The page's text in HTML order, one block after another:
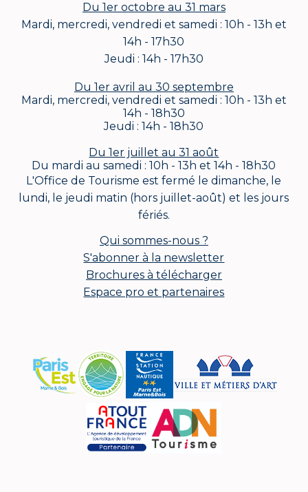
Du 1er octobre au 31 mars
Mardi, mercredi, vendredi et samedi : 10h - 13h et
14h - 17h30
Jeudi : 14h - 17h30
Du 1er avril au 30 septembre
Mardi, mercredi, vendredi et samedi : 10h - 13h et
14h - 18h30
Jeudi : 14h - 18h30
Du 1er juillet au 31 août
Du mardi au samedi : 10h - 13h et 14h - 18h30
L'Office de Tourisme est fermé le dimanche, le
lundi, le jeudi matin (hors juillet-août) et les jours
fériés.
Qui sommes-nous ?
S'abonner à la newsletter
Brochures à télécharger
Espace pro et partenaires